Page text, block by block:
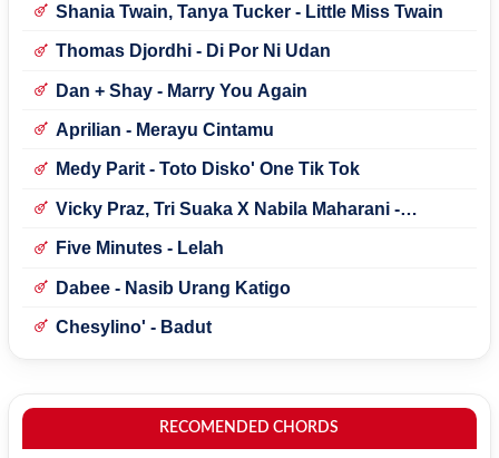
Shania Twain, Tanya Tucker - Little Miss Twain
Thomas Djordhi - Di Por Ni Udan
Dan + Shay - Marry You Again
Aprilian - Merayu Cintamu
Medy Parit - Toto Disko' One Tik Tok
Vicky Praz, Tri Suaka X Nabila Maharani -
Five Minutes - Lelah
Dabee - Nasib Urang Katigo
Chesylino' - Badut
RECOMENDED CHORDS